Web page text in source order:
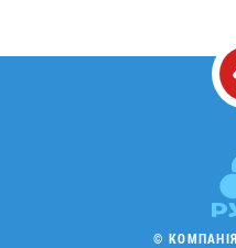
©